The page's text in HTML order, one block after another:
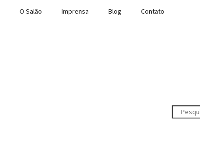
O Salão Imprensa Blog Contato